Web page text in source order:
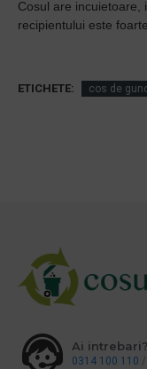
Cosul are incuietoare,
recipientului este
ETICHETE: cos de
Ai intrebari?
0314 100 110 /